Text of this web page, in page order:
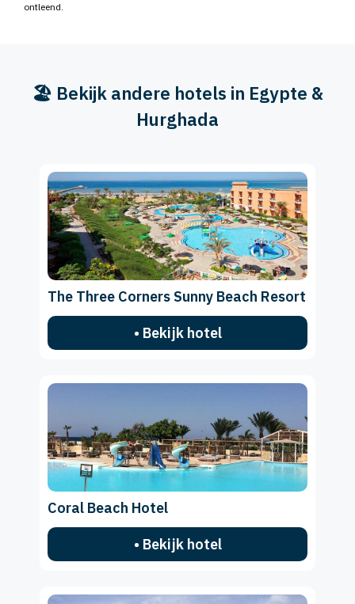
ontleend.
🏖️ Bekijk andere hotels in Egypte &
Hurghada
The Three Corners Sunny Beach Resort
• Bekijk hotel
Coral Beach Hotel
• Bekijk hotel